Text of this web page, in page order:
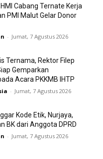
Cabang Ternate Kerja
PMI Malut Gelar Donor
- Jumat, 7 Agustus 2026
Ternama, Rektor Filep
Gemparkan
Acara PKKMB IHTP
- Jumat, 7 Agustus 2026
Kode Etik, Nurjaya,
BK dari Anggota DPRD
- Jumat, 7 Agustus 2026